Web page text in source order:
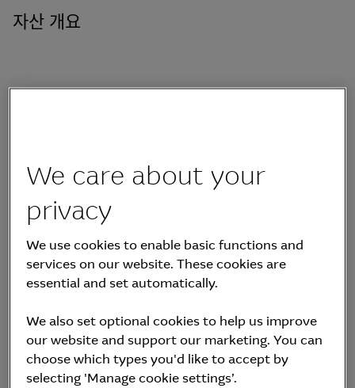
자산 개요
총 12개층(지하 2층 – 지상 10층)으로 구성되어 있습
니다. 본건 데이터센터의 임차인은 (주)엘지씨엔에스입
니다. 임차인은 본건 데이터센터 전체에 관한 임대차계
약을 체결하고, 여러 데이터센터 이용자들과 해당 데이
터센터 부분에 상응하는 데이터센터 이용계약을 체결하
였습니다. 데이터센터 이용자들은 이용계약을 체결한
치, 유지보수, 관리하며 활용합니다.
We care about your
privacy
We use cookies to enable basic functions and
services on our website. These cookies are
essential and set automatically.
We also set optional cookies to help us improve
our website and support our marketing. You can
choose which types you'd like to accept by
selecting 'Manage cookie settings’.